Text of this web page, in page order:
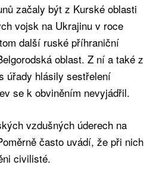
začaly být z Kurské oblasti
vojsk na Ukrajinu v roce
další ruské příhraniční
oblast. Z ní a také z
úřady hlásily sestřelení
se k obviněním nevyjádřil.
vzdušných úderech na
často uvádí, že při nich
civilisté.